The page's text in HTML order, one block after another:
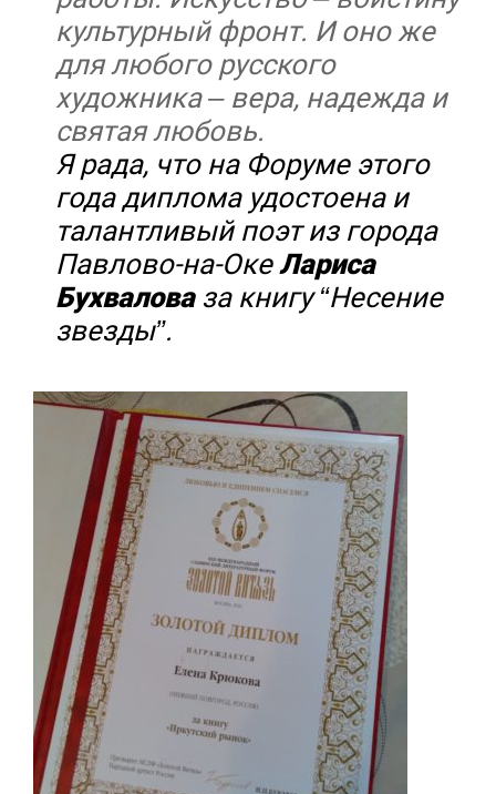
культурный фронт. И оно же
для любого русского
художника – вера, надежда и
святая любовь.
Я рада, что на Форуме этого
года диплома удостоена и
талантливый поэт из города
Павлово-на-ОкеЛариса
Бухвалова за книгу “Несение
звезды”.